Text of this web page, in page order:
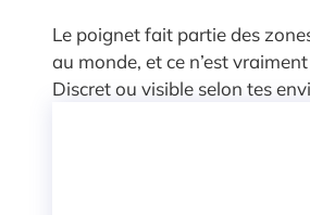
Le poignet fait partie des
au monde, et ce n’est
Discret ou visible selon tes